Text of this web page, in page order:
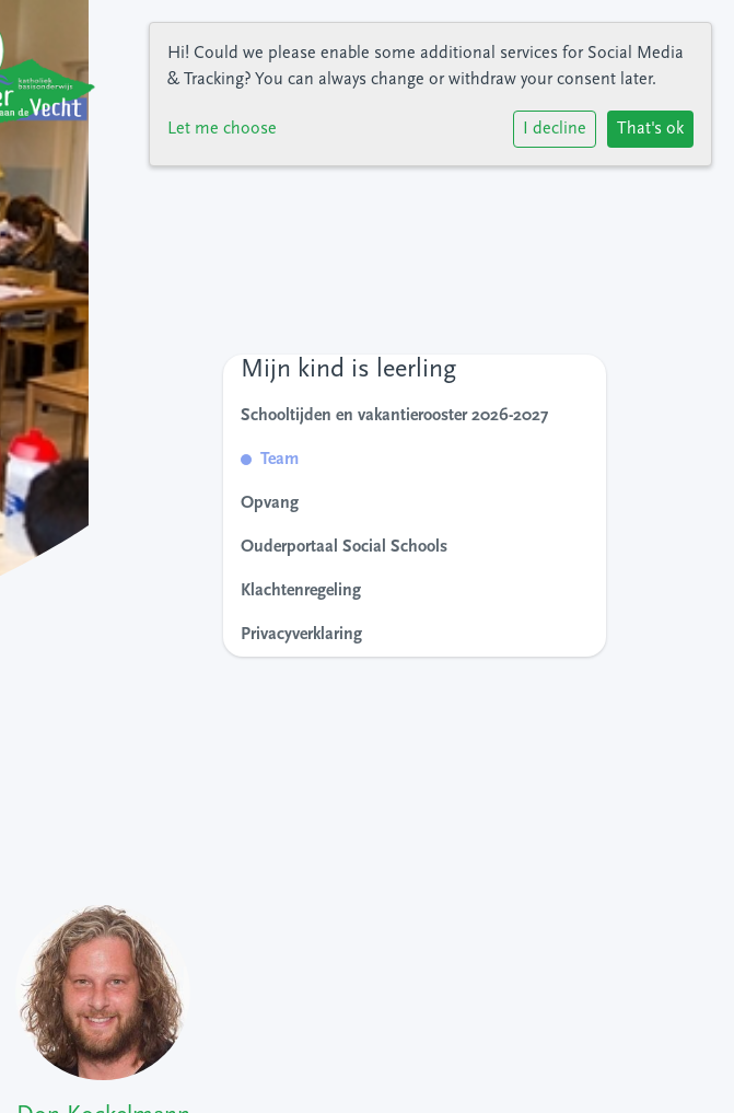
Mijn kind is leerling
Schooltijden en vakantierooster 2026-2027
Team
Opvang
Ouderportaal Social Schools
Klachtenregeling
Privacyverklaring
Hi! Could we please enable some additional services for Social Media
& Tracking? You can always change or withdraw your consent later.
Let me choose I decline That's ok